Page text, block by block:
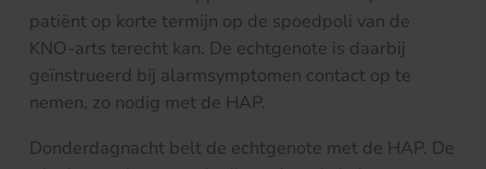
patiënt op korte termijn op de spoedpoli van de
KNO-arts terecht kan. De echtgenote is daarbij
geïnstrueerd bij alarmsymptomen contact op te
nemen, zo nodig met de HAP.
Donderdagnacht belt de echtgenote met de HAP. De